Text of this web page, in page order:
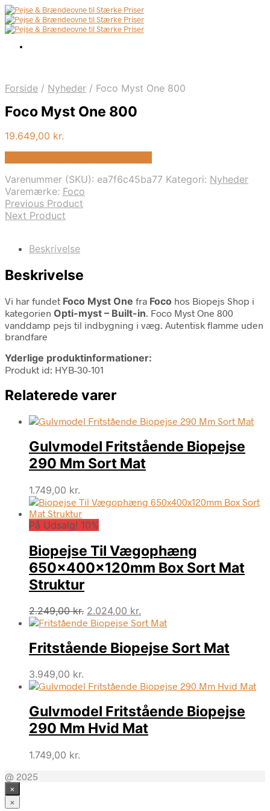
Forside / Nyheder / Foco Myst One 800
Foco Myst One 800
19.649,00 kr.
Varenummer (SKU): ea7f6c45ba77 Kategori: Nyheder
Varemærke: Foco
Previous Product
Next Product
Beskrivelse
Beskrivelse
Vi har fundet Foco Myst One fra Foco hos Biopejs Shop i
kategorien Opti-myst – Built-in. Foco Myst One 800
vanddamp pejs til indbygning i væg. Autentisk flamme uden
brandfare
Yderlige produktinformationer:
Produkt id: HYB-30-101
Relaterede varer
Gulvmodel Fritstående Biopejse
290 Mm Sort Mat
1.749,00 kr.
På Udsalg! 10%
Biopejse Til Vægophæng
650x400x120mm Box Sort Mat
Struktur
2.249,00kr. Den
oprindelige
var:
2.249,00 kr..
2.024,00 kr.
aktuelle
er:
2.024,00 kr..
Fritstående Biopejse Sort Mat
3.949,00 kr.
Gulvmodel Fritstående Biopejse
290 Mm Hvid Mat
1.749,00 kr.
@ 2025
×
×